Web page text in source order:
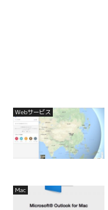
Webサービス
Mac